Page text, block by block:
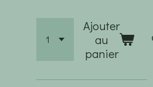
Ajouter
au
panier